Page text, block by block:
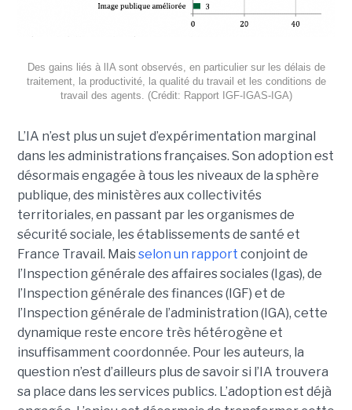
Des gains liés à lIA sont observés, en particulier sur les délais de
traitement, la productivité, la qualité du travail et les conditions de
travail des agents. (Crédit: Rapport IGF-IGAS-IGA)
L’IA n’est plus un sujet d’expérimentation marginal
dans les administrations françaises. Son adoption est
désormais engagée à tous les niveaux de la sphère
publique, des ministères aux collectivités
territoriales, en passant par les organismes de
sécurité sociale, les établissements de santé et
France Travail. Maisselon un rapport conjoint de
l’Inspection générale des affaires sociales (Igas), de
l’Inspection générale des finances (IGF) et de
l’Inspection générale de l’administration (IGA), cette
dynamique reste encore très hétérogène et
insuffisamment coordonnée. Pour les auteurs, la
question n’est d’ailleurs plus de savoir si l’IA trouvera
sa place dans les services publics. L’adoption est déjà